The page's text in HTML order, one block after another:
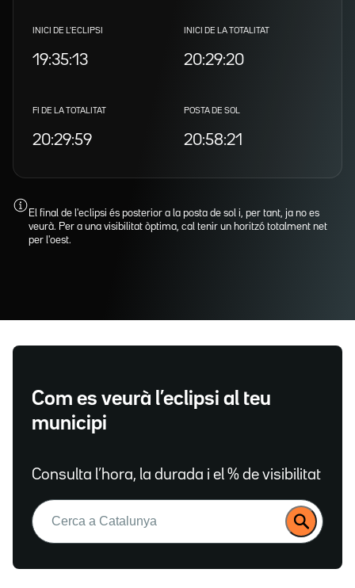
INICI DE L'ECLIPSI
19:35:13
INICI DE LA TOTALITAT
20:29:20
FI DE LA TOTALITAT
20:29:59
POSTA DE SOL
20:58:21
El final de l'eclipsi és posterior a la posta de sol i, per tant, ja no es
veurà. Per a una visibilitat òptima, cal tenir un horitzó totalment net
per l'oest.
Com es veurà l’eclipsi al teu
municipi
Consulta l’hora, la durada i el % de visibilitat
Buscar: